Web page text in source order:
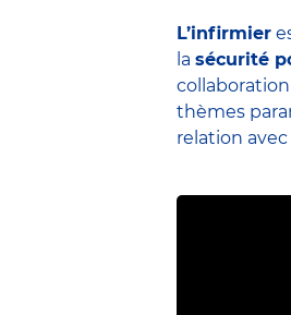
L’infirmier
la sécurité
thèmes
relation